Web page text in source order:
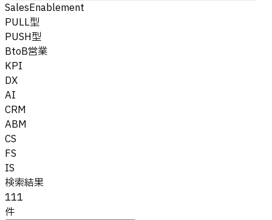
SalesEnablement
PULL型
PUSH型
BtoB営業
KPI
DX
AI
CRM
ABM
CS
FS
IS
検索結果
111
件